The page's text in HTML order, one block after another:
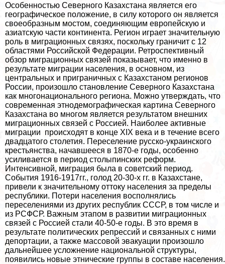
Особенностью Северного Казахстана является его
географическое положение, в силу которого он является
своеобразным мостом, соединяющим европейскую и
азиатскую части континента. Регион играет значительную
роль в миграционных связях, поскольку граничит с 12
областями Российской Федерации. Ретроспективный
обзор миграционных связей показывает, что именно в
результате миграции населения, в основном, из
центральных и приграничных с Казахстаном регионов
России, произошло становление Северного Казахстана
как многонационального региона. Можно утверждать, что
современная этнодемографическая картина Северного
Казахстана во многом является результатом внешних
миграционных связей с Россией. Наиболее активные
миграции происходят в конце XIX века и в течение всего
двадцатого столетия. Переселение русско-украинского
крестьянства, начавшееся в 1870-е годы, особенно
усиливается в период столыпинских реформ.
Интенсивной, миграция была в советский период.
События 1916-1917гг., голод 20-30-х гг. в Казахстане,
привели к значительному оттоку населения за пределы
республики. Потери населения восполнялись
переселениями из других республик СССР, в том числе и
из РСФСР. Важным этапом в развитии миграционных
связей с Россией стали 40-50-е годы. В это время в
результате политических репрессий и связанных с ними
депортации, а также массовой эвакуации произошло
дальнейшее усложнение национальной структуры,
появились новые этнические группы в составе населения.